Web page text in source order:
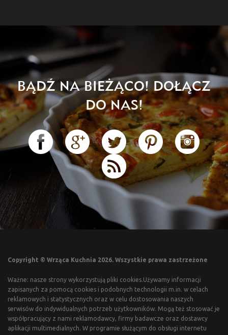
BĄDŹ NA BIEŻĄCO! DOŁĄCZ
DO NAS!
Copyright © Wrząca Kuchnia 2026. Wszystkie prawa zastrzeżone
Ważne: nasze strony wykorzystują pliki cookies.Używamy informacji
zapisanych za pomocą cookies i podobnych technologii m.in. w celach
reklamowych i statystycznych oraz w celu dostosowania naszych
serwisów do indywidualnych potrzeb użytkowników. Mogą też stosować je
współpracujący z nami reklamodawcy, firmy badawcze oraz dostawcy
aplikacji multimedialnych. W programie służącym do obsługi internetu